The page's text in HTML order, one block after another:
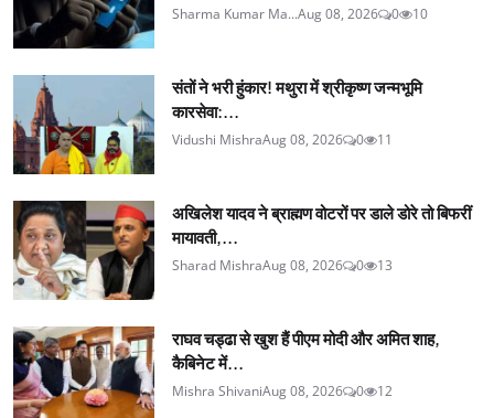
Sharma Kumar Ma...Aug 08, 2026 0 10
संतों ने भरी हुंकार! मथुरा में श्रीकृष्ण जन्मभूमि
कारसेवा:...
Vidushi MishraAug 08, 2026 0 11
अखिलेश यादव ने ब्राह्मण वोटरों पर डाले डोरे तो बिफरीं
मायावती,...
Sharad MishraAug 08, 2026 0 13
राघव चड्ढा से खुश हैं पीएम मोदी और अमित शाह,
कैबिनेट में...
Mishra ShivaniAug 08, 2026 0 12